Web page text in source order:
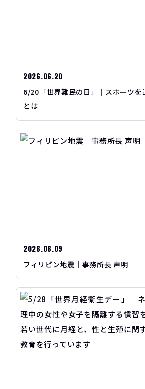
2026.06.20
6/20「世界難民の日」｜スポーツを
とは
2026.06.09
フィリピン地震｜事務所長 声明